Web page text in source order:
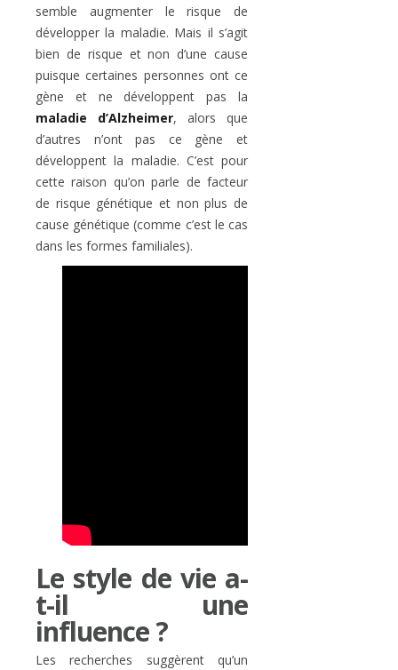
semble augmenter le risque de
développer la maladie. Mais il s’agit
bien de risque et non d’une cause
puisque certaines personnes ont ce
gène et ne développent pas la
maladie d’Alzheimer, alors que
d’autres n’ont pas ce gène et
développent la maladie. C’est pour
cette raison qu’on parle de facteur
de risque génétique et non plus de
cause génétique (comme c’est le cas
dans les formes familiales).
Le style de vie a-
t-il une
influence ?
Les recherches suggèrent qu’un